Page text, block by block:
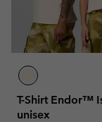
T-Shirt Endor™
unisex